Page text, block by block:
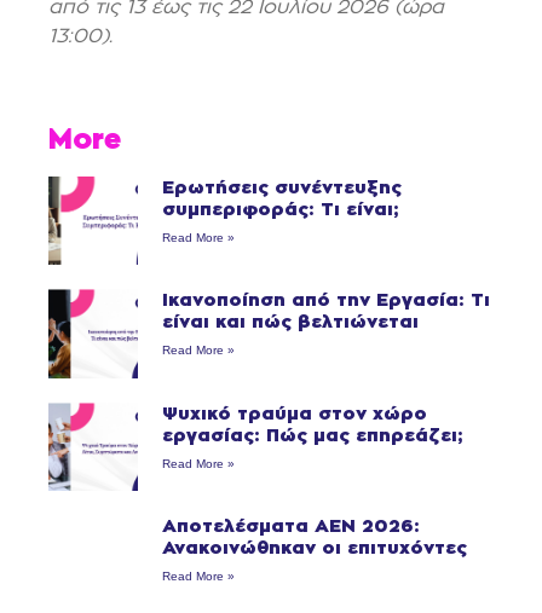
από τις 13 έως τις 22 Ιουλίου 2026 (ώρα
13:00).
More
Ερωτήσεις συνέντευξης
συμπεριφοράς: Τι είναι;
Read More »
Ικανοποίηση από την Εργασία: Τι
είναι και πώς βελτιώνεται
Read More »
Ψυχικό τραύμα στον χώρο
εργασίας: Πώς μας επηρεάζει;
Read More »
Αποτελέσματα ΑΕΝ 2026:
Ανακοινώθηκαν οι επιτυχόντες
Read More »